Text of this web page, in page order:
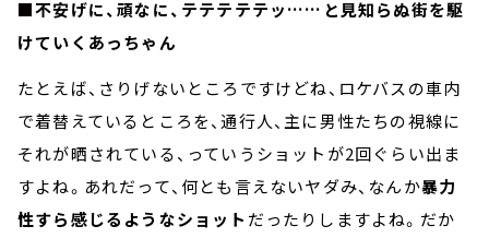
■不安げに、頑なに、テテテテテッ……と見知らぬ街を駆
けていくあっちゃん
たとえば、さりげないところですけどね、ロケバスの車内
で着替えているところを、通行人、主に男性たちの視線に
それが晒されている、っていうショットが2回ぐらい出ま
すよね。あれだって、何とも言えないヤダみ、なんか暴力
性すら感じるようなショット だったりしますよね。だか